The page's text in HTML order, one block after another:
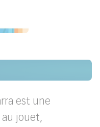
est une
jouet,